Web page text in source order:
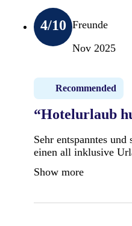
4/10 Freunde
Nov 2025
Recommended
“Hotelurlaub
Sehr entspanntes
einen all inklusive
Show more